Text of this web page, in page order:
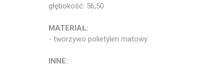
głębokość: 56,50
MATERIAŁ:
- tworzywo polietylen matowy
INNE: